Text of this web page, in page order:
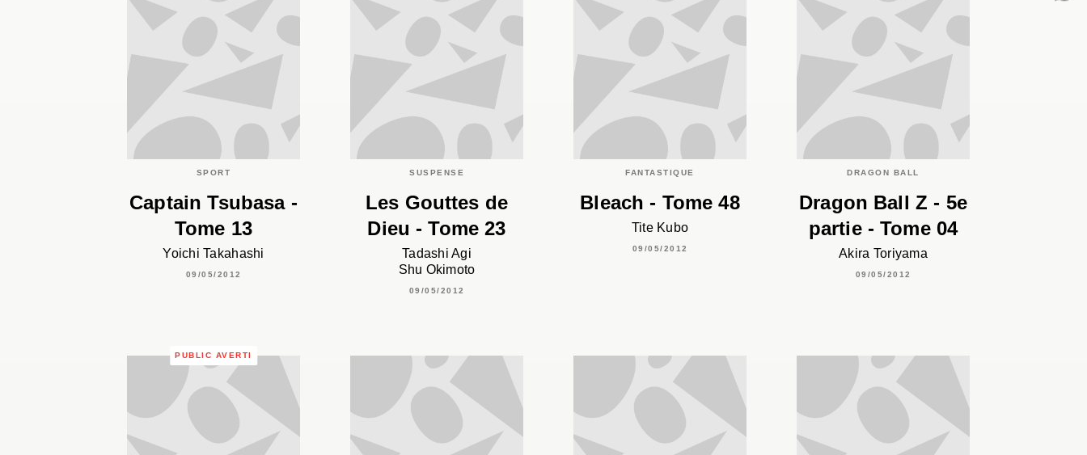
SPORT
Captain Tsubasa -
Tome 13
Yoichi Takahashi
09/05/2012
SUSPENSE
Les Gouttes de
Dieu - Tome 23
Tadashi Agi
Shu Okimoto
09/05/2012
FANTASTIQUE
Bleach - Tome 48
Tite Kubo
09/05/2012
DRAGON BALL
Dragon Ball Z - 5e
partie - Tome 04
Akira Toriyama
09/05/2012
PUBLIC AVERTI